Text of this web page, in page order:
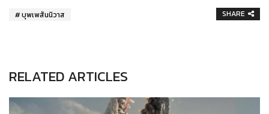
บุพเพสันนิวาส SHARE
RELATED ARTICLES